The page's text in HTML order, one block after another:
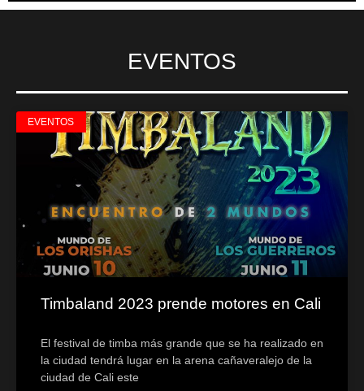
EVENTOS
EVENTOS
Timbaland 2023 prende motores en Cali
El festival de timba más grande que se ha realizado en
la ciudad tendrá lugar en la arena cañaveralejo de la
ciudad de Cali este